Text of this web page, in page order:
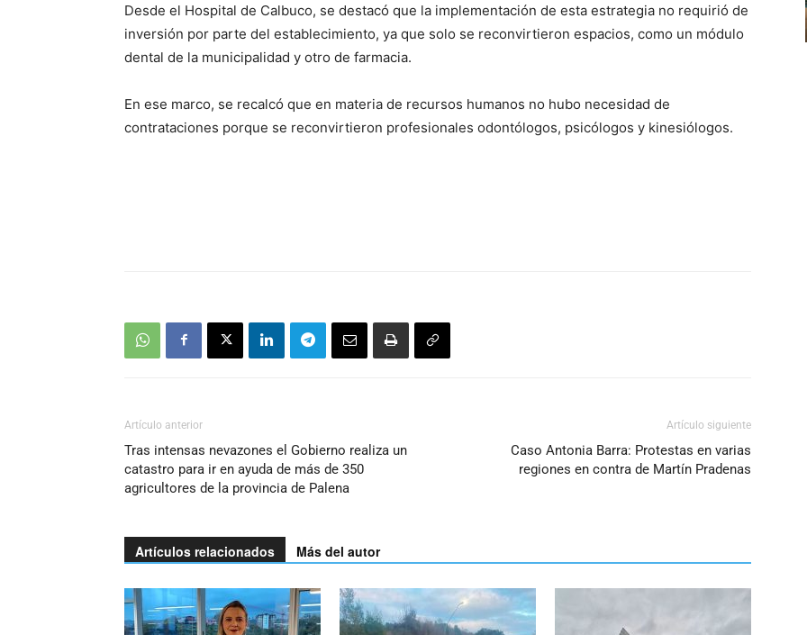
flecha
arriba/abajo
disminuir
Desde el Hospital de Calbuco, se destacó que la implementación de esta estrategia no requirió de
inversión por parte del establecimiento, ya que solo se reconvirtieron espacios, como un módulo
dental de la municipalidad y otro de farmacia.
En ese marco, se recalcó que en materia de recursos humanos no hubo necesidad de
contrataciones porque se reconvirtieron profesionales odontólogos, psicólogos y kinesiólogos.
Artículo anterior
Tras intensas nevazones el Gobierno realiza un
catastro para ir en ayuda de más de 350
agricultores de la provincia de Palena
Artículo siguiente
Caso Antonia Barra: Protestas en varias
regiones en contra de Martín Pradenas
Artículos relacionados Más del autor